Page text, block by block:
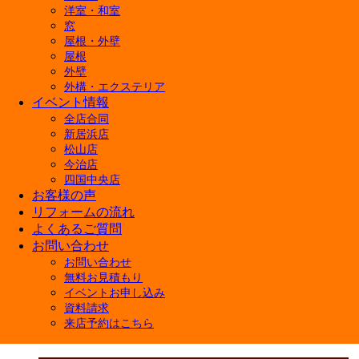
洋室・和室
窓
屋根・外壁
屋根
外壁
外構・エクステリア
イベント情報
全店合同
新居浜店
松山店
今治店
四国中央店
お客様の声
リフォームの流れ
よくあるご質問
お問い合わせ
お問い合わせ
無料お見積もり
イベントお申し込み
資料請求
来店予約はこちら
会社概要
経営理念
店舗紹介